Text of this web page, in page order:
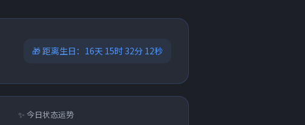
🎁 距离生日：16天 15时 32分 12秒
✨ 今日状态运势